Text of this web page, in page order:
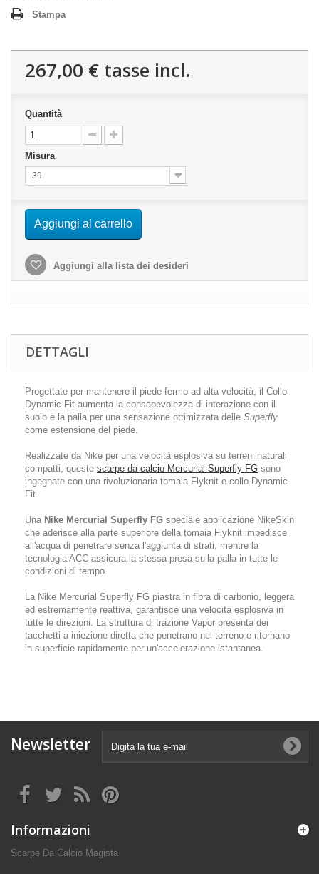
Stampa
267,00 € tasse incl.
Quantità
Misura
39
Aggiungi al carrello
Aggiungi alla lista dei desideri
DETTAGLI
Progettate per mantenere il piede fermo ad alta velocità, il Collo
Dynamic Fit aumenta la consapevolezza di interazione con il
suolo e la palla per una sensazione ottimizzata delle Superfly
come estensione del piede.
Realizzate da Nike per una velocità esplosiva su terreni naturali
compatti, queste scarpe da calcio Mercurial Superfly FG sono
ingegnate con una rivoluzionaria tomaia Flyknit e collo Dynamic
Fit.
Una Nike Mercurial Superfly FG speciale applicazione NikeSkin
che aderisce alla parte superiore della tomaia Flyknit impedisce
all'acqua di penetrare senza l'aggiunta di strati, mentre la
tecnologia ACC assicura la stessa presa sulla palla in tutte le
condizioni di tempo.
La Nike Mercurial Superfly FG piastra in fibra di carbonio, leggera
ed estremamente reattiva, garantisce una velocità esplosiva in
tutte le direzioni. La struttura di trazione Vapor presenta dei
tacchetti a iniezione diretta che penetrano nel terreno e ritornano
in superficie rapidamente per un'accelerazione istantanea.
Newsletter
Informazioni
Scarpe Da Calcio Magista